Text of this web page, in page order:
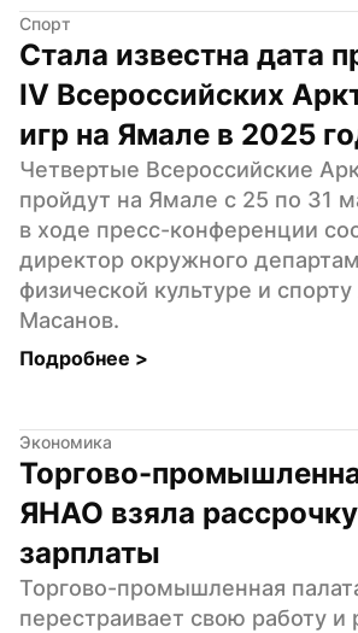
Спорт
Стала известна дата
IV Всероссийских
игр на Ямале в 2025
Четвертые Всероссийские
пройдут на Ямале с 25 по 31
в ходе пресс-конференции
директор окружного
физической культуре и
Масанов.
Подробнее >
Экономика
Торгово-
ЯНАО взяла
зарплаты
Торгово-промышленная
перестраивает свою работу и